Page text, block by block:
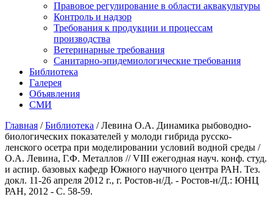
Правовое регулирование в области аквакультуры
Контроль и надзор
Требования к продукции и процессам
производства
Ветеринарные требования
Санитарно-эпидемиологические требования
Библиотека
Галерея
Объявления
СМИ
Главная /Библиотека /Левина О.А. Динамика рыбоводно-
биологических показателей у молоди гибрида русско-
ленского осетра при моделировании условий водной среды /
О.А. Левина, Г.Ф. Металлов // VIII ежегодная науч. конф. студ.
и аспир. базовых кафедр Южного научного центра РАН. Тез.
докл. 11-26 апреля 2012 г., г. Ростов-н/Д. - Ростов-н/Д.: ЮНЦ
РАН, 2012 - С. 58-59.